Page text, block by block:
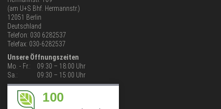
(am U+S Bhf. Hermannstr.)
12051 Berlin
Deutschland
Telefon: 030 6282537
Telefax: 030-6282537
Unsere Öffnungszeiten
Mo. - Fr.:
09:30 – 18:00 Uhr
Sa.:
09:30 – 15:00 Uhr
100